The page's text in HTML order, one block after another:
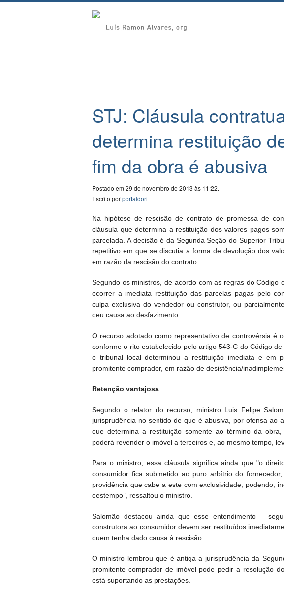
STJ: Cláusula
determina restituição
fim da obra é abusiva
Postado em 29 de novembro de 2013 às 11:22.
Escrito porportaldori
Na hipótese de rescisão de contrato de promessa de
cláusula que determina a restituição dos valores pagos
parcelada. A decisão é da Segunda Seção do Superior
repetitivo em que se discutia a forma de devolução dos
em razão da rescisão do contrato.
Segundo os ministros, de acordo com as regras do Código
ocorrer a imediata restituição das parcelas pagas pelo
culpa exclusiva do vendedor ou construtor, ou
deu causa ao desfazimento.
O recurso adotado como representativo de controvérsia é
conforme o rito estabelecido pelo artigo 543-C do Código
o tribunal local determinou a restituição imediata e em
promitente comprador, em razão de desistência/
Retenção vantajosa
Segundo o relator do recurso, ministro Luis Felipe
jurisprudência no sentido de que é abusiva, por ofensa ao
que determina a restituição somente ao término da
poderá revender o imóvel a terceiros e, ao mesmo tempo,
Para o ministro, essa cláusula significa ainda que "o
consumidor fica submetido ao puro arbítrio do
providência que cabe a este com exclusividade, podendo,
destempo”, ressaltou o ministro.
Salomão destacou ainda que esse entendimento –
construtora ao consumidor devem ser restituídos
quem tenha dado causa à rescisão.
O ministro lembrou que é antiga a jurisprudência da
promitente comprador de imóvel pode pedir a resolução
está suportando as prestações.